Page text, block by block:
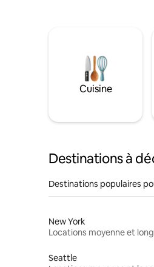
Cuisine
Destinations à
Destinations populaires
New York
Seattle